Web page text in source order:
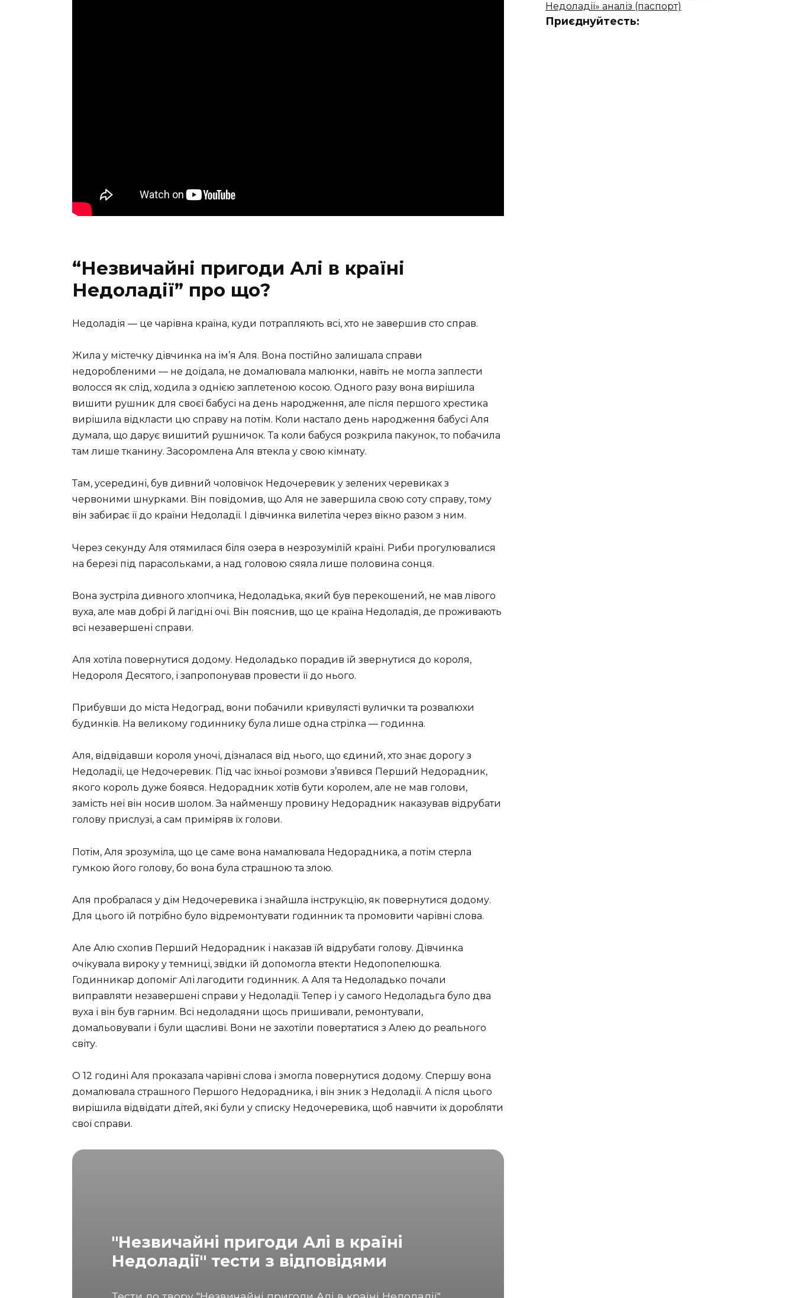
“Незвичайні пригоди Алі в країні
Недоладії” про що?
Недоладія — це чарівна країна, куди потрапляють всі, хто не завершив сто справ.
Жила у містечку дівчинка на ім’я Аля. Вона постійно залишала справи
недоробленими — не доїдала, не домалювала малюнки, навіть не могла заплести
волосся як слід, ходила з однією заплетеною косою. Одного разу вона вирішила
вишити рушник для своєї бабусі на день народження, але після першого хрестика
вирішила відкласти цю справу на потім. Коли настало день народження бабусі Аля
думала, що дарує вишитий рушничок. Та коли бабуся розкрила пакунок, то побачила
там лише тканину. Засоромлена Аля втекла у свою кімнату.
Там, усередині, був дивний чоловічок Недочеревик у зелених черевиках з
червоними шнурками. Він повідомив, що Аля не завершила свою соту справу, тому
він забирає її до країни Недоладії. І дівчинка вилетіла через вікно разом з ним.
Через секунду Аля отямилася біля озера в незрозумілій країні. Риби прогулювалися
на березі під парасольками, а над головою сяяла лише половина сонця.
Вона зустріла дивного хлопчика, Недоладька, який був перекошений, не мав лівого
вуха, але мав добрі й лагідні очі. Він пояснив, що це країна Недоладія, де проживають
всі незавершені справи.
Аля хотіла повернутися додому. Недоладько порадив їй звернутися до короля,
Недороля Десятого, і запропонував провести її до нього.
Прибувши до міста Недоград, вони побачили кривулясті вулички та розвалюхи
будинків. На великому годиннику була лише одна стрілка — годинна.
Аля, відвідавши короля уночі, дізналася від нього, що єдиний, хто знає дорогу з
Недоладії, це Недочеревик. Під час їхньої розмови з’явився Перший Недорадник,
якого король дуже боявся. Недорадник хотів бути королем, але не мав голови,
замість неї він носив шолом. За найменшу провину Недорадник наказував відрубати
голову прислузі, а сам приміряв їх голови.
Потім, Аля зрозуміла, що це саме вона намалювала Недорадника, а потім стерла
гумкою його голову, бо вона була страшною та злою.
Аля пробралася у дім Недочеревика і знайшла інструкцію, як повернутися додому.
Для цього їй потрібно було відремонтувати годинник та промовити чарівні слова.
Але Алю схопив Перший Недорадник і наказав їй відрубати голову. Дівчинка
очікувала вироку у темниці, звідки їй допомогла втекти Недопопелюшка.
Годинникар допоміг Алі лагодити годинник. А Аля та Недоладько почали
виправляти незавершені справи у Недоладії. Тепер і у самого Недоладьга було два
вуха і він був гарним. Всі недоладяни щось пришивали, ремонтували,
домальовували і були щасливі. Вони не захотіли повертатися з Алею до реального
світу.
О 12 годині Аля проказала чарівні слова і змогла повернутися додому. Спершу вона
домалювала страшного Першого Недорадника, і він зник з Недоладії. А після цього
вирішила відвідати дітей, які були у списку Недочеревика, щоб навчити їх доробляти
свої справи.
"Незвичайні пригоди Алі в країні
Недоладії" тести з відповідями
Недоладії» аналіз (паспорт)
Приєднуйтесть: